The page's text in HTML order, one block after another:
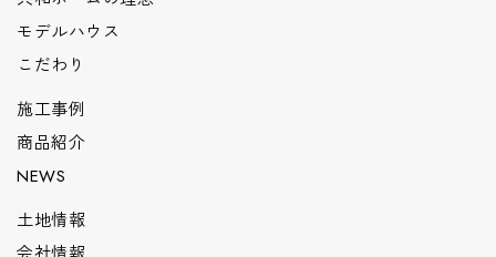
モデルハウス
こだわり
施工事例
商品紹介
NEWS
土地情報